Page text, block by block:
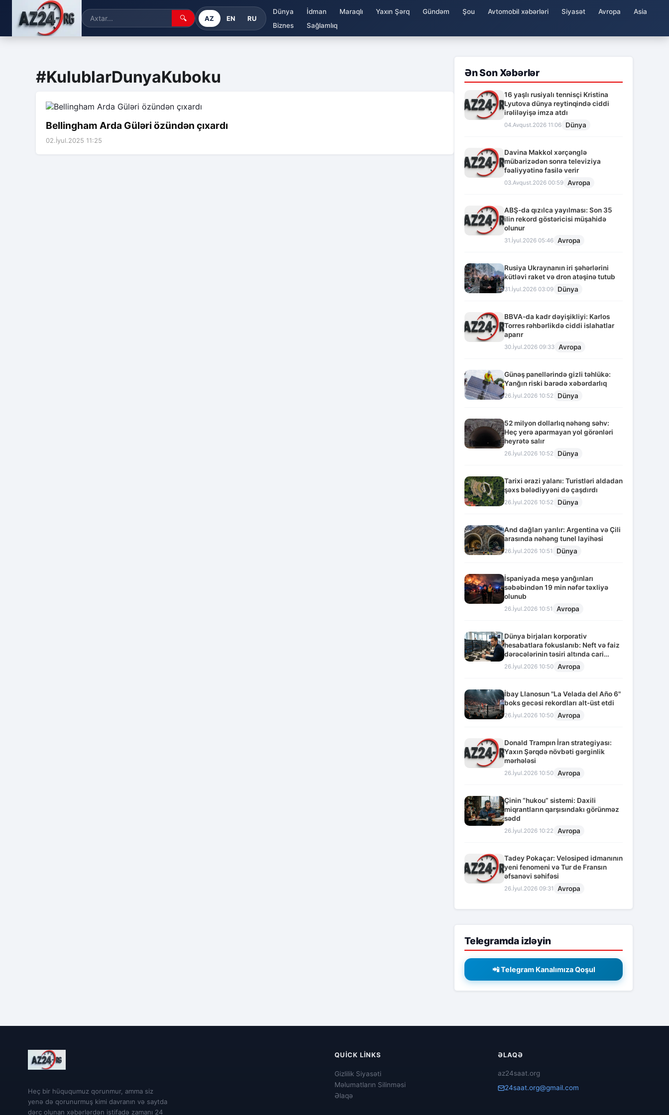
🔍 AZ EN RU
Dünya İdman Maraqlı Yaxın Şərq Gündəm Şou Avtomobil xəbərləri Siyasət Avropa
Asia
Biznes
Sağlamlıq
#KulublarDunyaKuboku
Bellingham Arda Güləri özündən çıxardı
02.İyul.2025 11:25
Ən Son Xəbərlər
16 yaşlı rusiyalı tennisçi Kristina
Lyutova dünya reytinqində ciddi
irəliləyişə imza atdı
04.Avqust.2026 11:06 Dünya
Davina Makkol xərçənglə
mübarizədən sonra televiziya
fəaliyyətinə fasilə verir
03.Avqust.2026 00:59 Avropa
ABŞ-da qızılca yayılması: Son 35
ilin rekord göstəricisi müşahidə
olunur
31.İyul.2026 05:46 Avropa
Rusiya Ukraynanın iri şəhərlərini
kütləvi raket və dron atəşinə tutub
31.İyul.2026 03:09 Dünya
BBVA-da kadr dəyişikliyi: Karlos
Torres rəhbərlikdə ciddi islahatlar
aparır
30.İyul.2026 09:33 Avropa
Günəş panellərində gizli təhlükə:
Yanğın riski barədə xəbərdarlıq
26.İyul.2026 10:52 Dünya
52 milyon dollarlıq nəhəng səhv:
Heç yerə aparmayan yol görənləri
heyrətə salır
26.İyul.2026 10:52 Dünya
Tarixi ərazi yalanı: Turistləri aldadan
şəxs bələdiyyəni də çaşdırdı
26.İyul.2026 10:52 Dünya
And dağları yarılır: Argentina və Çili
arasında nəhəng tunel layihəsi
26.İyul.2026 10:51 Dünya
İspaniyada meşə yanğınları
səbəbindən 19 min nəfər təxliyə
olunub
26.İyul.2026 10:51 Avropa
Dünya birjaları korporativ
hesabatlara fokuslanıb: Neft və faiz
dərəcələrinin təsiri altında cari
vəziyyət
26.İyul.2026 10:50 Avropa
İbay Llanosun "La Velada del Año 6"
boks gecəsi rekordları alt-üst etdi
26.İyul.2026 10:50 Avropa
Donald Trampın İran strategiyası:
Yaxın Şərqdə növbəti gərginlik
mərhələsi
26.İyul.2026 10:50 Avropa
Çinin “hukou” sistemi: Daxili
miqrantların qarşısındakı görünməz
sədd
26.İyul.2026 10:22 Avropa
Tadey Pokaçar: Velosiped idmanının
yeni fenomeni və Tur de Fransın
əfsanəvi səhifəsi
26.İyul.2026 09:31 Avropa
Telegramda izləyin
📲 Telegram Kanalımıza Qoşul
Heç bir hüququmuz qorunmur, amma siz
yenə də qorunurmuş kimi davranın və saytda
dərc olunan xəbərlərdən istifadə zamanı 24
QUICK LINKS
Gizlilik Siyasəti
Məlumatların Silinməsi
Əlaqə
ƏLAQƏ
az24saat.org
24saat.org@gmail.com